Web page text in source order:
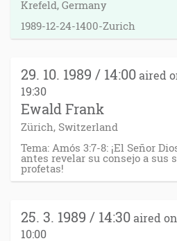
Krefeld, Germany
1989-12-24-1400-Zurich
29. 10. 1989 / 14:00 aired
19:30
Ewald Frank
Zürich, Switzerland
Tema: Amós 3:7-8: ¡El Señor
antes revelar su consejo a sus
profetas!
25. 3. 1989 / 14:30 aired
10:00